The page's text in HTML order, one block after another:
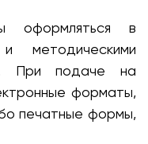
оформляться в
При подаче на
форматы,
печатные формы,